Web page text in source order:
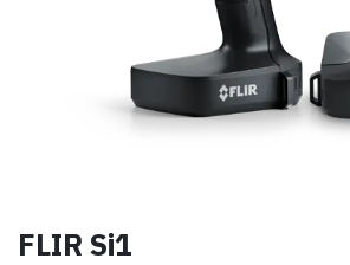
FLIR Si1